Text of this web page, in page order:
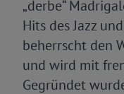
„derbe“
Hits des Jazz
beherrscht den
und wird mit
Gegründet